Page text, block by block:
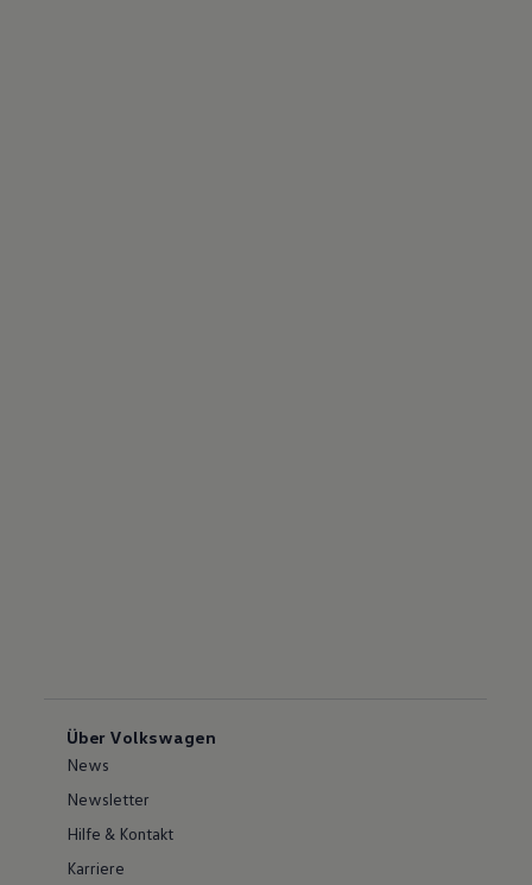
Über Volkswagen
News
Newsletter
Hilfe & Kontakt
Karriere